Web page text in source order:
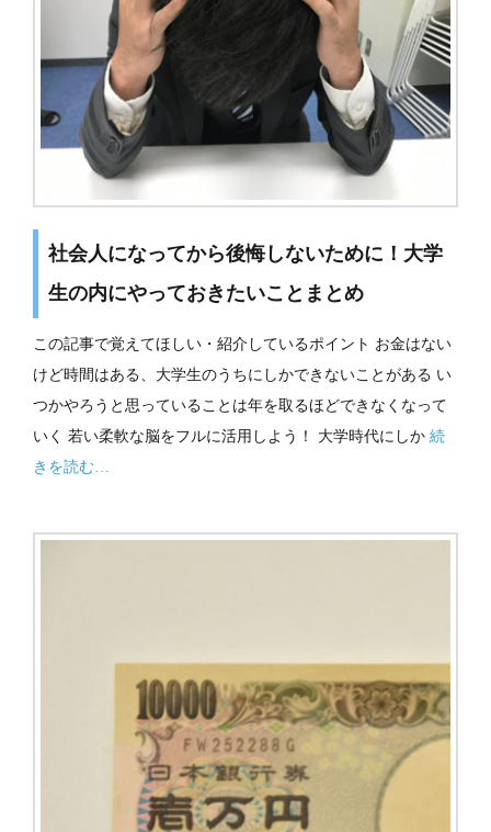
社会人になってから後悔しないために！大学
生の内にやっておきたいことまとめ
この記事で覚えてほしい・紹介しているポイント お金はない
けど時間はある、大学生のうちにしかできないことがある い
つかやろうと思っていることは年を取るほどできなくなって
いく 若い柔軟な脳をフルに活用しよう！ 大学時代にしか 続
きを読む…